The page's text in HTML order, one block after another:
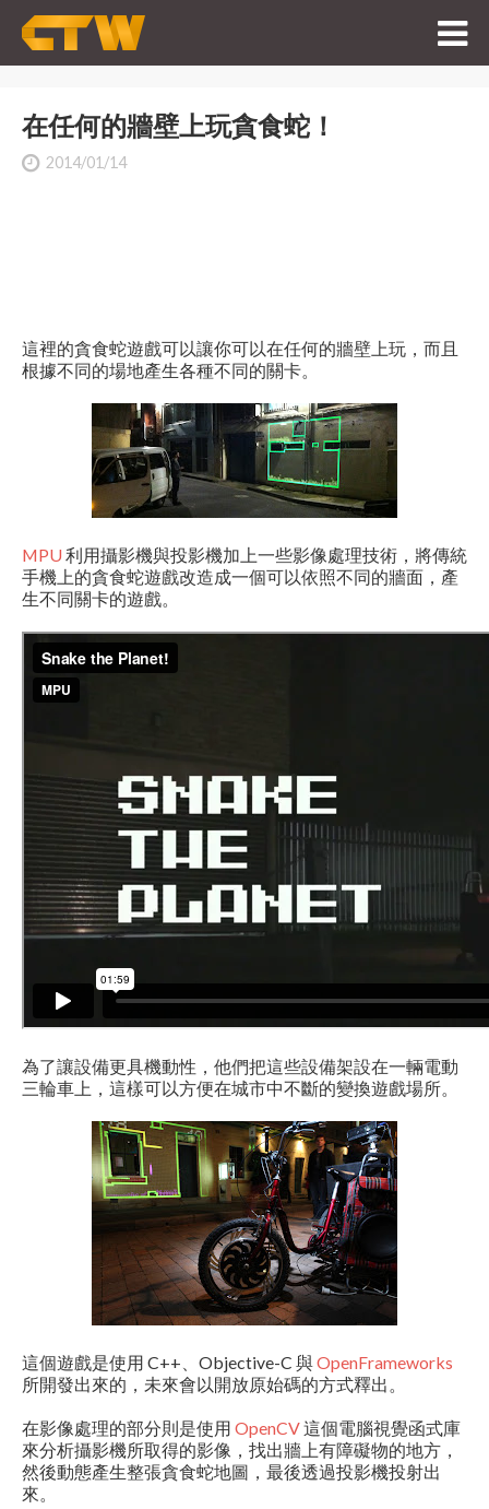
在任何的牆壁上玩貪食蛇！
2014/01/14
這裡的貪食蛇遊戲可以讓你可以在任何的牆壁上玩，而且
根據不同的場地產生各種不同的關卡。
MPU 利用攝影機與投影機加上一些影像處理技術，將傳統
手機上的貪食蛇遊戲改造成一個可以依照不同的牆面，產
生不同關卡的遊戲。
為了讓設備更具機動性，他們把這些設備架設在一輛電動
三輪車上，這樣可以方便在城市中不斷的變換遊戲場所。
這個遊戲是使用 C++、Objective-C 與OpenFrameworks
所開發出來的，未來會以開放原始碼的方式釋出。
在影像處理的部分則是使用 OpenCV這個電腦視覺函式庫
來分析攝影機所取得的影像，找出牆上有障礙物的地方，
然後動態產生整張貪食蛇地圖，最後透過投影機投射出
來。